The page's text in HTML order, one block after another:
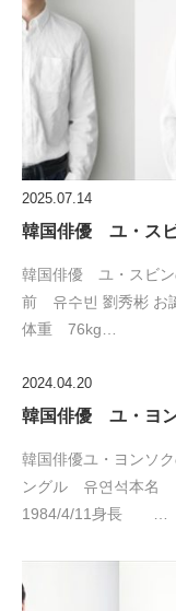
2025.07.14
韓国俳優 ユ・ス
韓国俳優 ユ・スビン
前 유수빈 劉秀彬
体重 76kg…
2024.04.20
韓国俳優 ユ・ヨ
韓国俳優ユ・ヨンソ
ングル 유연석本
1984/4/11身長 …